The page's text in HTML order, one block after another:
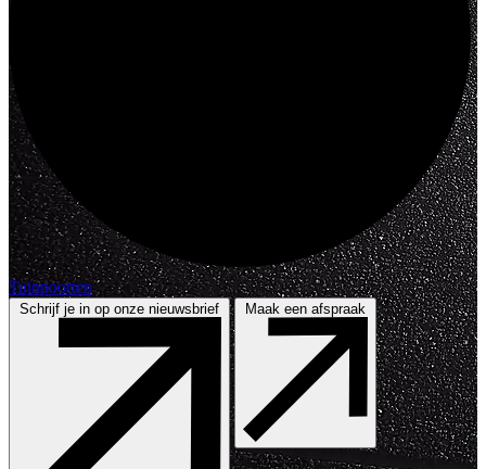
Tuinpoorten
Schrijf je in op onze nieuwsbrief Maak een afspraak